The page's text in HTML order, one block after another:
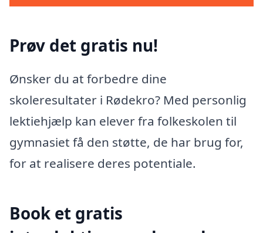
Prøv det gratis nu!
Ønsker du at forbedre dine
skoleresultater i Rødekro? Med personlig
lektiehjælp kan elever fra folkeskolen til
gymnasiet få den støtte, de har brug for,
for at realisere deres potentiale.
Book et gratis